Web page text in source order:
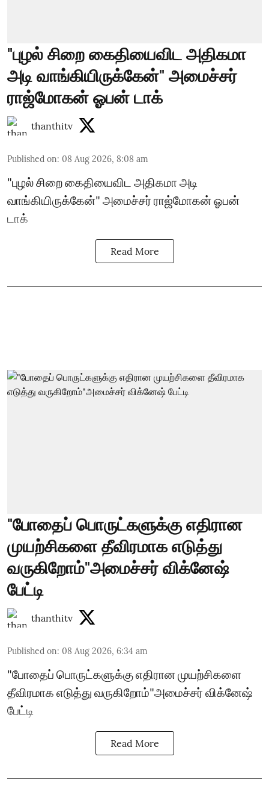
"புழல் சிறை கைதியைவிட அதிகமா
அடி வாங்கியிருக்கேன்" அமைச்சர்
ராஜ்மோகன் ஓபன் டாக்
thanthitv
Published on: 08 Aug 2026, 8:08 am
"புழல் சிறை கைதியைவிட அதிகமா அடி
வாங்கியிருக்கேன்" அமைச்சர் ராஜ்மோகன் ஓபன்
டாக்
Read More
"போதைப் பொருட்களுக்கு எதிரான
முயற்சிகளை தீவிரமாக எடுத்து
வருகிறோம்"அமைச்சர் விக்னேஷ்
பேட்டி
thanthitv
Published on: 08 Aug 2026, 6:34 am
"போதைப் பொருட்களுக்கு எதிரான முயற்சிகளை
தீவிரமாக எடுத்து வருகிறோம்"அமைச்சர் விக்னேஷ்
பேட்டி
Read More